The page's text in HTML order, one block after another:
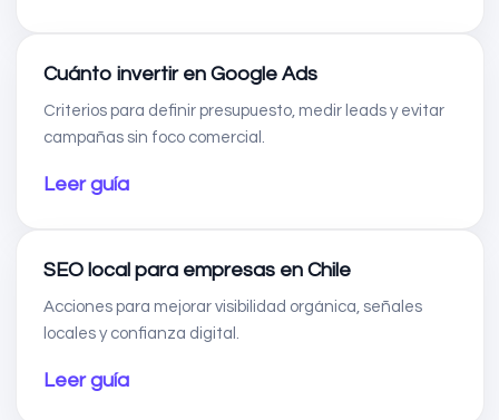
Cuánto invertir en Google Ads
Criterios para definir presupuesto, medir leads y evitar
campañas sin foco comercial.
Leer guía
SEO local para empresas en Chile
Acciones para mejorar visibilidad orgánica, señales
locales y confianza digital.
Leer guía